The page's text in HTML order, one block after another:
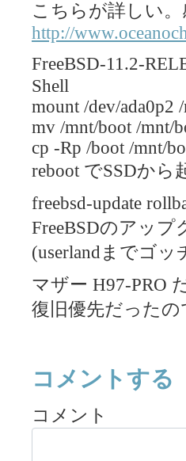
こちらが詳しい。
http://
FreeBSD-11.2-
Shell
mount /dev/ada0p2
mv /mnt/boot /mnt/
cp -Rp /boot /mnt/
reboot でSSDから
freebsd-update
FreeBSDのアッ
(userlandまでゴ
マザー H97-PRO
復旧優先だったの
コメントする
コメント